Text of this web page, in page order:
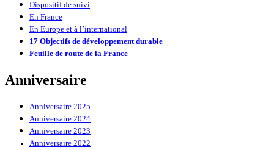
Dispositif de suivi
En France
En Europe et à l’international
17 Objectifs de développement durable
Feuille de route de la France
Anniversaire
Anniversaire 2025
Anniversaire 2024
Anniversaire 2023
Anniversaire 2022